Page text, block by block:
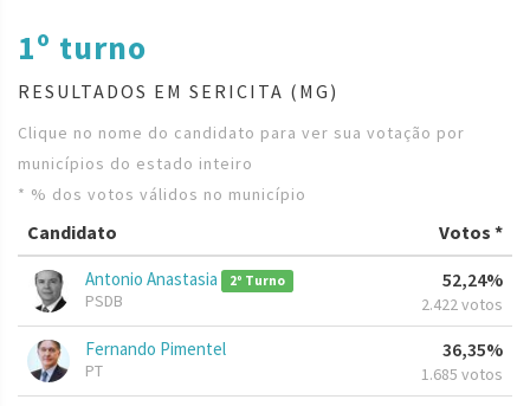
1º turno
RESULTADOS EM SERICITA (MG)
Clique no nome do candidato para ver sua votação por
municípios do estado inteiro
* % dos votos válidos no município
Candidato Votos *
Antonio Anastasia 2º Turno
PSDB
52,24%
2.422 votos
Fernando Pimentel
PT
36,35%
1.685 votos